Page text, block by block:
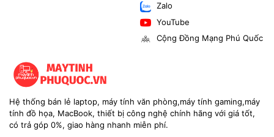
Zalo
YouTube
Cộng Đồng Mạng Phú Quốc
Hệ thống bán lẻ laptop, máy tính văn phòng,máy tính gaming,máy
tính đồ họa, MacBook, thiết bị công nghệ chính hãng với giá tốt,
có trả góp 0%, giao hàng nhanh miễn phí.